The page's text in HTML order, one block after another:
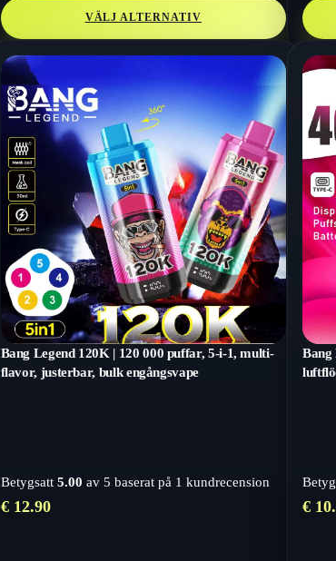
VÄLJ ALTERNATIV
Bang Legend 120K | 120 000 puffar, 5-i-1, multi-
flavor, justerbar, bulk engångsvape
Betygsatt 5.00 av 5 baserat på 1 kundrecension
€12.90
Bang
€